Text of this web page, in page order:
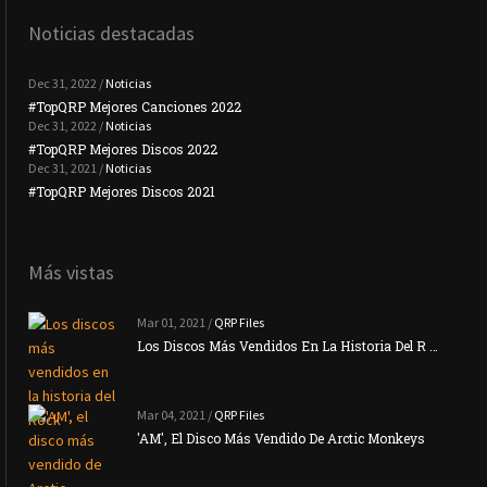
Noticias destacadas
Dec 31, 2022 / Noticias
#TopQRP Mejores Canciones 2022
Dec 31, 2022 / Noticias
#TopQRP Mejores Discos 2022
Dec 31, 2021 / Noticias
#TopQRP Mejores Discos 2021
Más vistas
Mar 01, 2021 / QRP Files
Los Discos Más Vendidos En La Historia Del R …
Mar 04, 2021 / QRP Files
'AM', El Disco Más Vendido De Arctic Monkeys